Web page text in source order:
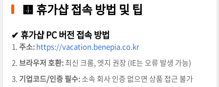
🟨 휴가샵 접속 방법 및 팁
✔ 휴가샵 PC 버전 접속 방법
주소:https://vacation.benepia.co.kr
브라우저 호환:최신 크롬, 엣지 권장 (IE는 오류 발생 가능)
기업코드/인증 필수:소속 회사 인증 없으면 상품 접근 불가